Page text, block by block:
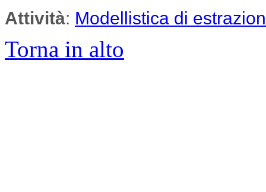
Attività: Modellistica di
Torna in alto